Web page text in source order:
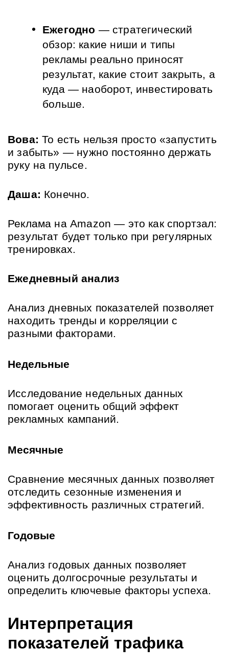
Ежегодно — стратегический
обзор: какие ниши и типы
рекламы реально приносят
результат, какие стоит закрыть, а
куда — наоборот, инвестировать
больше.
Вова: То есть нельзя просто «запустить
и забыть» — нужно постоянно держать
руку на пульсе.
Даша: Конечно.
Реклама на Amazon — это как спортзал:
результат будет только при регулярных
тренировках.
Ежедневный анализ
Анализ дневных показателей позволяет
находить тренды и корреляции с
разными факторами.
Недельные
Исследование недельных данных
помогает оценить общий эффект
рекламных кампаний.
Месячные
Сравнение месячных данных позволяет
отследить сезонные изменения и
эффективность различных стратегий.
Годовые
Анализ годовых данных позволяет
оценить долгосрочные результаты и
определить ключевые факторы успеха.
Интерпретация
показателей трафика